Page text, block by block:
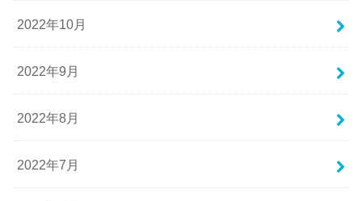
2022年10月
2022年9月
2022年8月
2022年7月